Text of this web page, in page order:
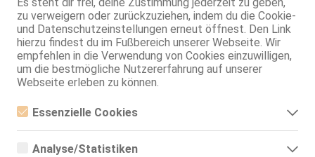
zu verweigern oder zurückzuziehen, indem du die Cookie-
und Datenschutzeinstellungen erneut öffnest. Den Link
hierzu findest du im Fußbereich unserer Webseite. Wir
empfehlen in die Verwendung von Cookies einzuwilligen,
um die bestmögliche Nutzererfahrung auf unserer
Webseite erleben zu können.
Essenzielle Cookies
Essenzielle Cookies sind alle notwendigen Cookies, die für den
ermöglicht werden. Die Webseite kann ohne diese Cookies nicht
Analyse/Statistiken
Friedrichshafen
50 Jahre, 90F, KF 40/42, 1.70m, behaart, deutsch
ZK, 69, GF6, Franz b. Ihr, BV, Körperküs., DSp